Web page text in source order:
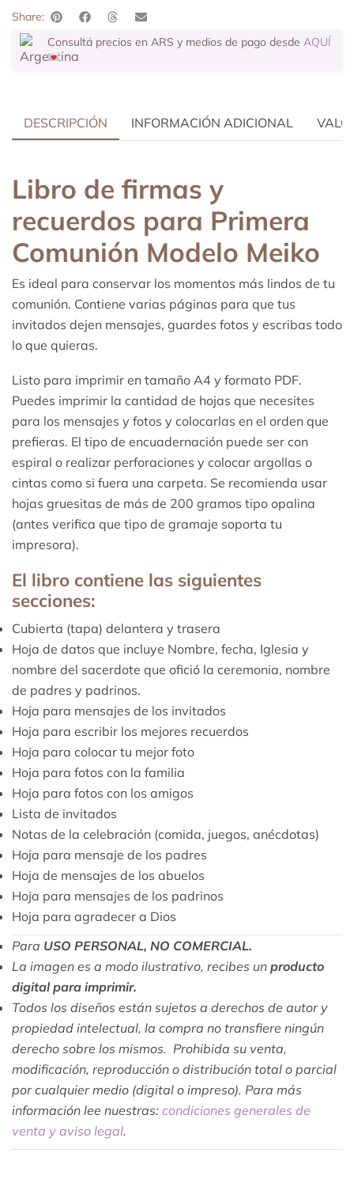
Share:
Consultá precios en ARS y medios de pago desde AQUÍ
DESCRIPCIÓN INFORMACIÓN ADICIONAL
Libro de firmas y
recuerdos para Primera
Comunión Modelo Meiko
Es ideal para conservar los momentos más lindos de tu
comunión. Contiene varias páginas para que tus
invitados dejen mensajes, guardes fotos y escribas todo
lo que quieras.
Listo para imprimir en tamaño A4 y formato PDF.
Puedes imprimir la cantidad de hojas que necesites
para los mensajes y fotos y colocarlas en el orden que
prefieras. El tipo de encuadernación puede ser con
espiral o realizar perforaciones y colocar argollas o
cintas como si fuera una carpeta. Se recomienda usar
hojas gruesitas de más de 200 gramos tipo opalina
(antes verifica que tipo de gramaje soporta tu
impresora).
El libro contiene las siguientes
secciones:
Cubierta (tapa) delantera y trasera
Hoja de datos que incluye Nombre, fecha, Iglesia y
nombre del sacerdote que ofició la ceremonia, nombre
de padres y padrinos.
Hoja para mensajes de los invitados
Hoja para escribir los mejores recuerdos
Hoja para colocar tu mejor foto
Hoja para fotos con la familia
Hoja para fotos con los amigos
Lista de invitados
Notas de la celebración (comida, juegos, anécdotas)
Hoja para mensaje de los padres
Hoja de mensajes de los abuelos
Hoja para mensajes de los padrinos
Hoja para agradecer a Dios
Para USO PERSONAL, NO COMERCIAL.
La imagen es a modo ilustrativo, recibes un producto
digital para imprimir.
Todos los diseños están sujetos a derechos de autor y
propiedad intelectual, la compra no transfiere ningún
derecho sobre los mismos. Prohibida su venta,
modificación, reproducción o distribución total o parcial
por cualquier medio (digital o impreso). Para más
información lee nuestras: condiciones generales de
venta y aviso legal.